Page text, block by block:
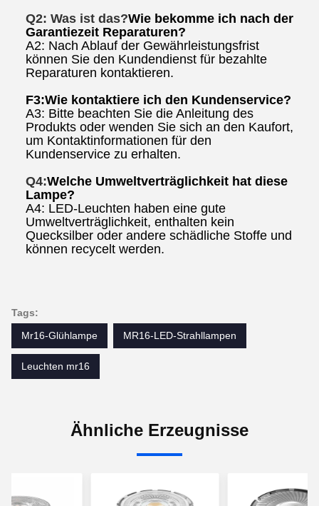
Q2: Was ist das?Wie bekomme ich nach der
Garantiezeit Reparaturen?
A2: Nach Ablauf der Gewährleistungsfrist
können Sie den Kundendienst für bezahlte
Reparaturen kontaktieren.
F3:Wie kontaktiere ich den Kundenservice?
A3: Bitte beachten Sie die Anleitung des
Produkts oder wenden Sie sich an den Kaufort,
um Kontaktinformationen für den
Kundenservice zu erhalten.
Q4:Welche Umweltverträglichkeit hat diese
Lampe?
A4: LED-Leuchten haben eine gute
Umweltverträglichkeit, enthalten kein
Quecksilber oder andere schädliche Stoffe und
können recycelt werden.
Tags:
Mr16-Glühlampe
MR16-LED-Strahllampen
Leuchten mr16
Ähnliche Erzeugnisse